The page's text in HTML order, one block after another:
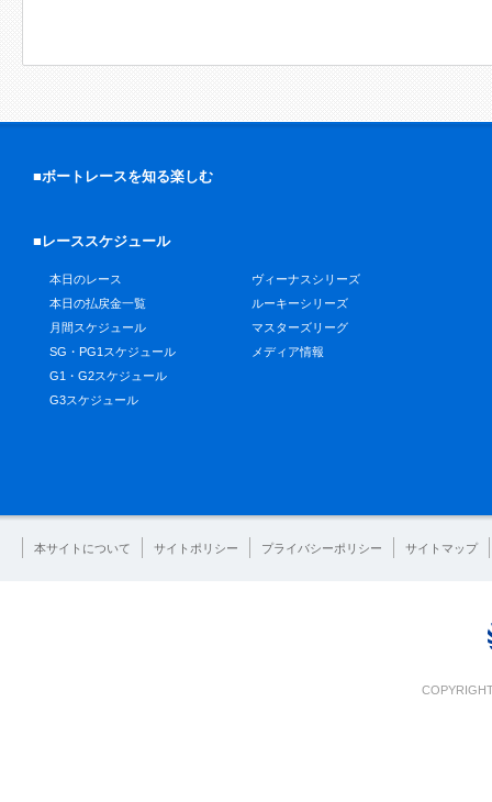
■ボートレースを知る楽しむ
■レーススケジュール
本日のレース
本日の払戻金一覧
月間スケジュール
SG・PG1スケジュール
G1・G2スケジュール
G3スケジュール
ヴィーナスシリーズ
ルーキーシリーズ
マスターズリーグ
メディア情報
本サイトについて サイトポリシー プライバシーポリシー サイトマップ